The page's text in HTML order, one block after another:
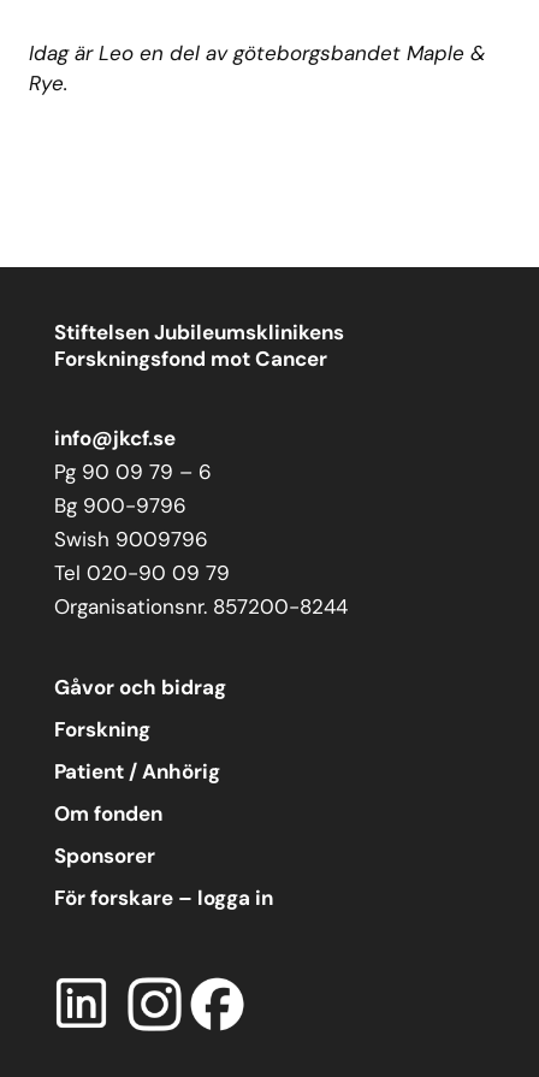
Idag är Leo en del av göteborgsbandet Maple &
Rye.
Stiftelsen Jubileumsklinikens
Forskningsfond mot Cancer
info@jkcf.se
Pg 90 09 79 – 6
Bg 900-9796
Swish 9009796
Tel 020-90 09 79
Organisationsnr. 857200-8244
Gåvor och bidrag
Forskning
Patient / Anhörig
Om fonden
Sponsorer
För forskare – logga in